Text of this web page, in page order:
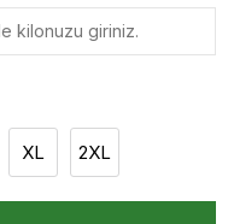
XL 2XL